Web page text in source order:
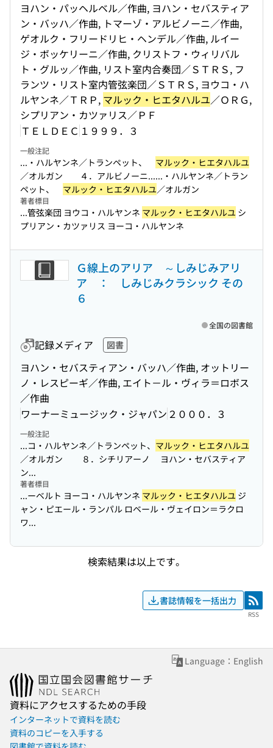
ヨハン・パッヘルベル／作曲, ヨハン・セバスティア
ン・バッハ／作曲, トマーゾ・アルビノーニ／作曲,
ゲオルク・フリードリヒ・ヘンデル／作曲, ルイー
ジ・ボッケリーニ／作曲, クリストフ・ウィリバル
ト・グルッ／作曲, リスト室内合奏団／ＳＴＲＳ, フ
ランツ・リスト室内管弦楽団／ＳＴＲＳ, ヨウコ・ハ
ルヤンネ／ＴＲＰ, マルック・ヒエタハルユ／ＯＲＧ,
シプリアン・カツァリス／ＰＦ
ＴＥＬＤＥＣ １９９９．３
一般注記
...・ハルヤンネ／トランペット、 マルック・ヒエタハルユ
／オルガン ４．アルビノーニ......・ハルヤンネ／トラン
ペット、 マルック・ヒエタハルユ／オルガン
著者標目
...管弦楽団 ヨウコ・ハルヤンネ マルック・ヒエタハルユ シ
プリアン・カツァリス ヨーコ・ハルヤンネ
Ｇ線上のアリア ～しみじみアリ
ア ： しみじみクラシック その
６
記録メディア 図書
ヨハン・セバスティアン・バッハ／作曲, オットリー
ノ・レスピーギ／作曲, エイト－ル・ヴィラ＝ロボス
／作曲
ワーナーミュージック・ジャパン ２０００．３
全国の図書館
一般注記
...コ・ハルヤンネ／トランペット、 マルック・ヒエタハルユ
／オルガン ８．シチリアーノ ヨハン・セバスティア
ン...
著者標目
...ーベルト ヨーコ・ハルヤンネ マルック・ヒエタハルユ ジ
ャン・ピエール・ランパル ロベール・ヴェイロン＝ラクロ
ワ...
検索結果は以上です。
書誌情報を一括出力 RSS
RSS
Language：English
資料にアクセスするための手段
インターネットで資料を読む
資料のコピーを入手する